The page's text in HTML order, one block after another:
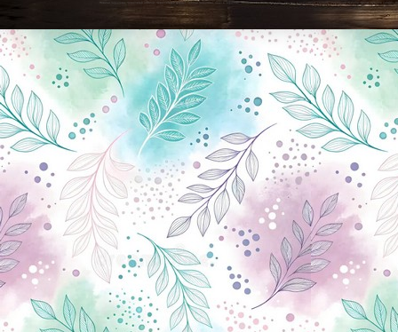
Новини Чернігова, Чернігівські новини, Чернігівський формат, новини Чернігова, події в Чернігові: політика, економіка, аналітика, культура, відеоновини, екологія, спортивний Чернігів, туризм, Чернігів